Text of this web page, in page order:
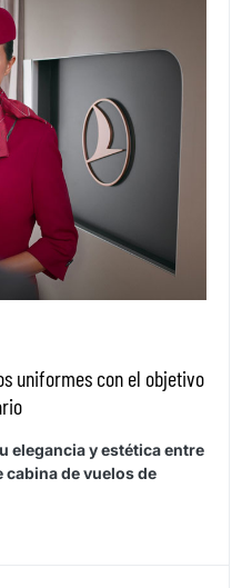
uniformes con el objetivo
elegancia y estética entre
de vuelos de